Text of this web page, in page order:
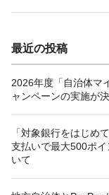
最近の投稿
2026年度「自治体マ
ャンペーンの実施が
「対象銀行をはじめ
支払いで最大500ポ
いて